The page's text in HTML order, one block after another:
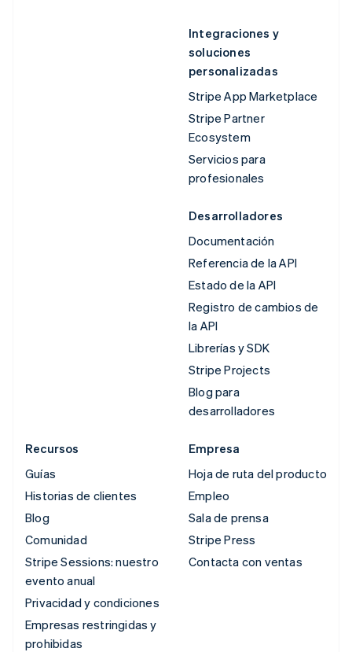
Integraciones y
soluciones
personalizadas
Stripe App Marketplace
Stripe Partner
Ecosystem
Servicios para
profesionales
Desarrolladores
Documentación
Referencia de la API
Estado de la API
Registro de cambios de
la API
Librerías y SDK
Stripe Projects
Blog para
desarrolladores
Recursos
Guías
Historias de clientes
Blog
Comunidad
Stripe Sessions: nuestro
evento anual
Privacidad y condiciones
Empresas restringidas y
prohibidas
Empresa
Hoja de ruta del producto
Empleo
Sala de prensa
Stripe Press
Contacta con ventas